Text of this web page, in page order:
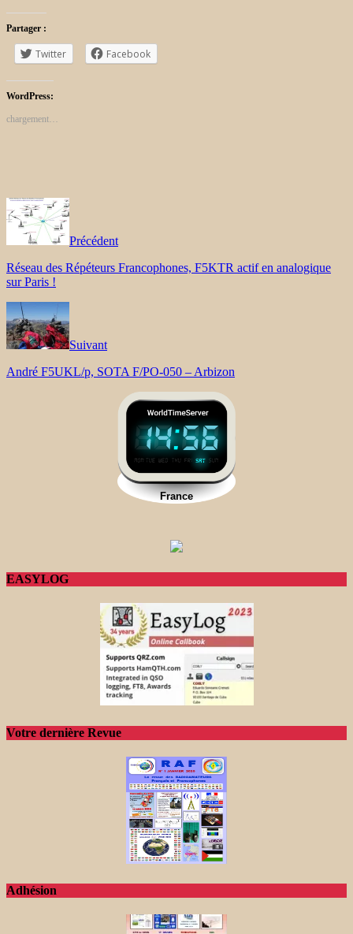
Partager :
Twitter Facebook
WordPress:
chargement…
Précédent
Réseau des Répéteurs Francophones, F5KTR actif en analogique
sur Paris !
Suivant
André F5UKL/p, SOTA F/PO-050 – Arbizon
EASYLOG
Votre dernière Revue
Adhésion